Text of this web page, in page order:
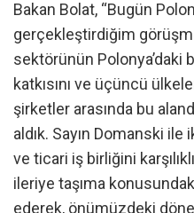
Bakan Bolat, “Bugün
gerçekleştirdiğim
sektörünün Polonya’daki
katkısını ve üçüncü
şirketler arasında bu
aldık. Sayın Domanski
ve ticari iş birliğini
ileriye taşıma
ederek, önümüzdeki